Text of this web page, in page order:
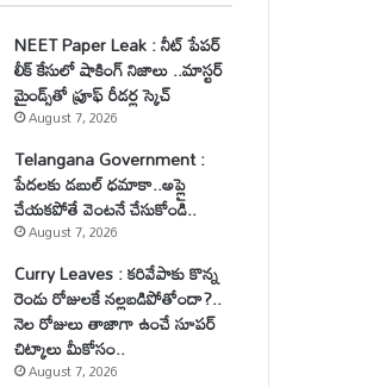
NEET Paper Leak : నీట్ పేపర్
లీక్ కేసులో షాకింగ్ నిజాలు ..మాస్టర్
మైండ్స్‌తో ప్రూఫ్ రీడర్ల స్కెచ్
August 7, 2026
Telangana Government :
పేదలకు డబుల్ ధమాకా..అప్లై
చేయకపోతే వెంటనే చేసుకోండి..
August 7, 2026
Curry Leaves : కరివేపాకు కొన్న
రెండు రోజులకే నల్లబడిపోతోందా?..
నెల రోజులు తాజాగా ఉంచే సూపర్
చిట్కాలు మీకోసం..
August 7, 2026